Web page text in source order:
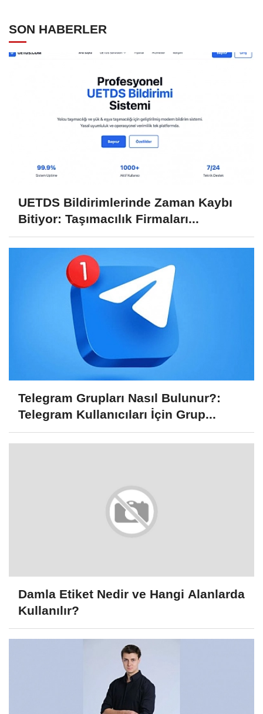
SON HABERLER
UETDS Bildirimlerinde Zaman Kaybı
Bitiyor: Taşımacılık Firmaları...
Telegram Grupları Nasıl Bulunur?:
Telegram Kullanıcıları İçin Grup...
Damla Etiket Nedir ve Hangi Alanlarda
Kullanılır?